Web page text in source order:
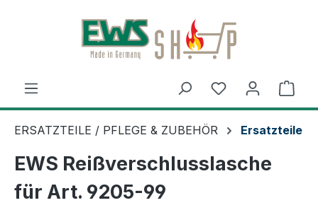
Zum Hauptinhalt springen
ERSATZTEILE / PFLEGE & ZUBEHÖR Ersatzteile
EWS Reißverschlusslasche
für Art. 9205-99